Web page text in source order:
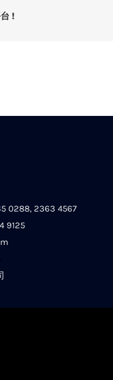
!
0288, 2363 4567
9125